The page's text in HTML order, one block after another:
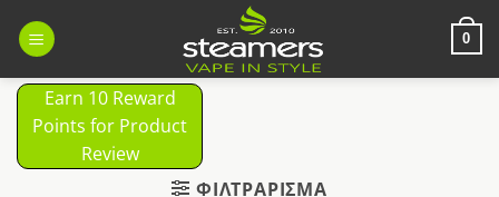
στο
0
Earn 10 Reward
Points for Product
Review
ΦΙΛΤΡΆΡΙΣΜΑ